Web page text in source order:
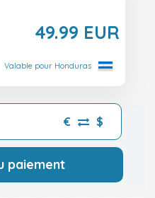
49.99 EUR
Valable pour Honduras
€ $
paiement